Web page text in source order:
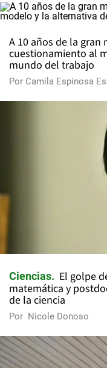
A 10 años de la gran
cuestionamiento al
mundo del trabajo
Por Camila Espinosa
Ciencias
El golpe
matemática y
de la ciencia
Por Nicole Donoso